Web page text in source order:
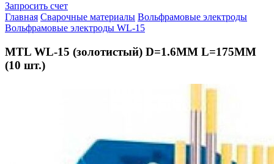
Запросить счет
Главная Сварочные материалы Вольфрамовые электроды
Вольфрамовые электроды WL-15
MTL WL-15 (золотистый) D=1.6MM L=175MM
(10 шт.)